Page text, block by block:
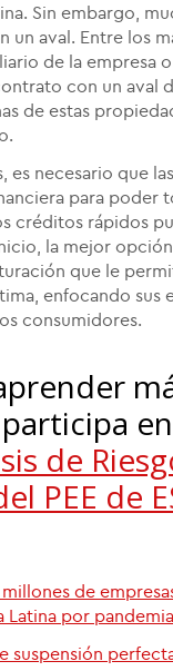
Sin embargo,
un aval. Entre los
de la empresa
con un aval
de estas
es necesario que
para poder
créditos rápidos
la mejor
que le
enfocando sus
consumidores.
de
PEE de
de
Latina por pandemia
suspensión